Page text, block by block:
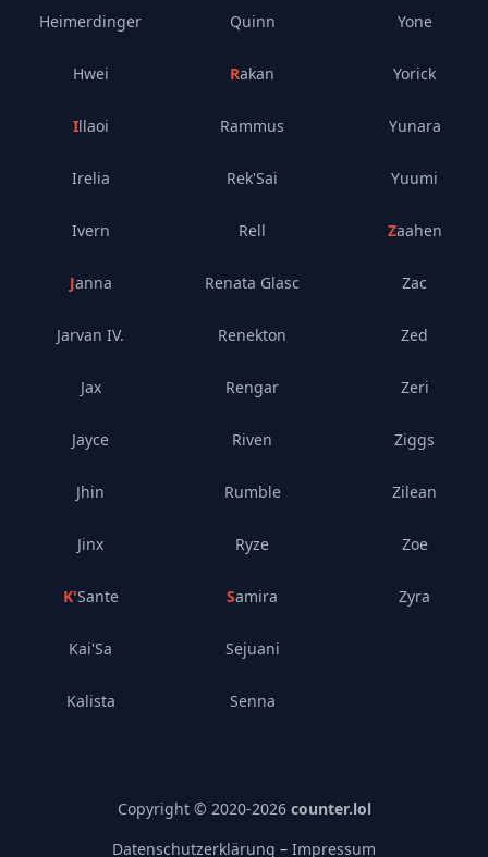
Heimerdinger
Hwei
Illaoi
Irelia
Ivern
Janna
Jarvan IV.
Jax
Jayce
Jhin
Jinx
K'Sante
Kai'Sa
Kalista
Quinn
Rakan
Rammus
Rek'Sai
Rell
Renata Glasc
Renekton
Rengar
Riven
Rumble
Ryze
Samira
Sejuani
Senna
Yone
Yorick
Yunara
Yuumi
Zaahen
Zac
Zed
Zeri
Ziggs
Zilean
Zoe
Zyra
Copyright © 2020-2026 counter.lol
Datenschutzerklärung – Impressum